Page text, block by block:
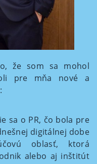
že som sa mohol
pre mňa nové a
sa o PR, čo bola pre
digitálnej dobe
oblasť, ktorá
alebo aj inštitút